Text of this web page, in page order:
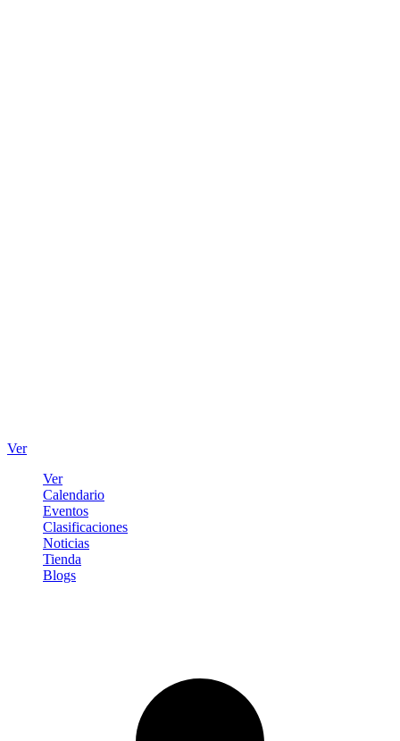
Ver
Ver
Calendario
Eventos
Clasificaciones
Noticias
Tienda
Blogs